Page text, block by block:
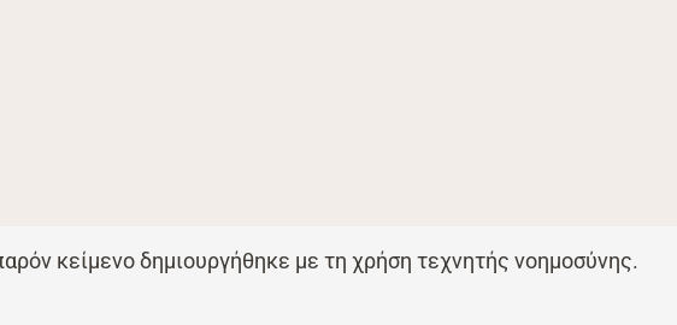
κείμενο δημιουργήθηκε με τη χρήση τεχνητής νοημοσύνης.